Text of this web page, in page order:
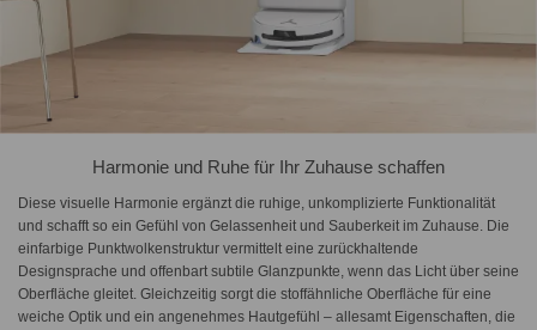
Harmonie und Ruhe für Ihr Zuhause schaffen
Diese visuelle Harmonie ergänzt die ruhige, unkomplizierte Funktionalität
und schafft so ein Gefühl von Gelassenheit und Sauberkeit im Zuhause. Die
einfarbige Punktwolkenstruktur vermittelt eine zurückhaltende
Designsprache und offenbart subtile Glanzpunkte, wenn das Licht über seine
Oberfläche gleitet. Gleichzeitig sorgt die stoffähnliche Oberfläche für eine
weiche Optik und ein angenehmes Hautgefühl – allesamt Eigenschaften, die